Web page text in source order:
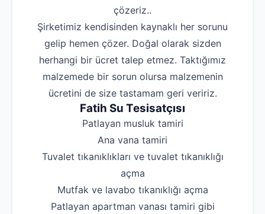
çözeriz..
Şirketimiz kendisinden kaynaklı her sorunu
gelip hemen çözer. Doğal olarak sizden
herhangi bir ücret talep etmez. Taktığımız
malzemede bir sorun olursa malzemenin
ücretini de size tastamam geri veririz.
Fatih Su Tesisatçısı
‌Patlayan musluk tamiri
‌Ana vana tamiri
‌Tuvalet tıkanıklıkları ve tuvalet tıkanıklığı
açma
‌Mutfak ve lavabo tıkanıklığı açma
‌Patlayan apartman vanası tamiri gibi